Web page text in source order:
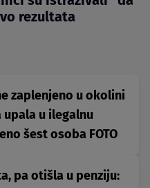
rezultata
zaplenjeno u okolini
upala u ilegalnu
šest osoba FOTO
pa otišla u penziju: